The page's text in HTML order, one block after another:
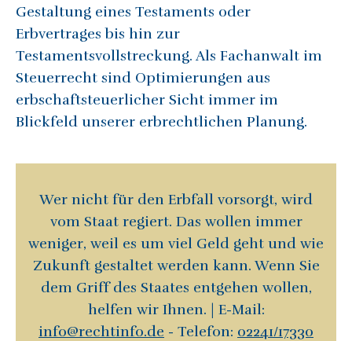
Gestaltung eines Testaments oder
Erbvertrages bis hin zur
Testamentsvollstreckung. Als Fachanwalt im
Steuerrecht sind Optimierungen aus
erbschaftsteuerlicher Sicht immer im
Blickfeld unserer erbrechtlichen Planung.
Wer nicht für den Erbfall vorsorgt, wird
vom Staat regiert. Das wollen immer
weniger, weil es um viel Geld geht und wie
Zukunft gestaltet werden kann. Wenn Sie
dem Griff des Staates entgehen wollen,
helfen wir Ihnen. | E-Mail:
info@rechtinfo.de - Telefon: 02241/17330